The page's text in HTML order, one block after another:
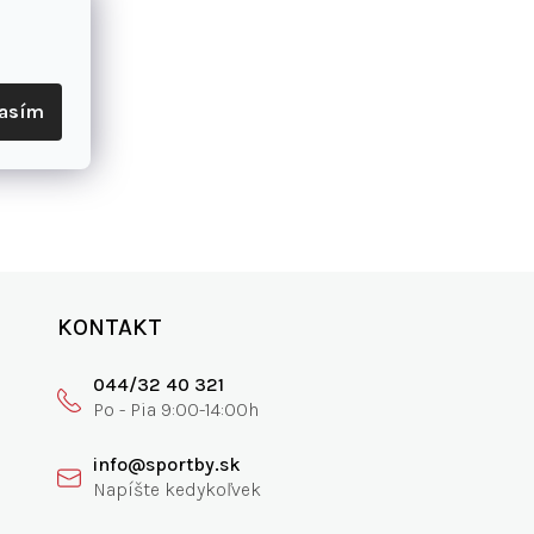
KONTAKT
044/32 40 321
info@sportby.sk